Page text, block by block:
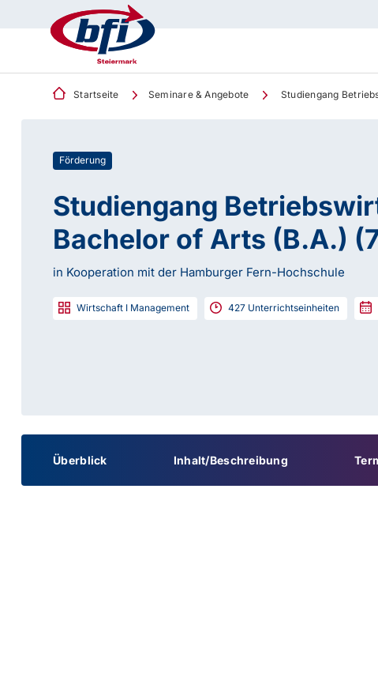
Startseite Seminare & Angebote Studiengang
Förderung
Studiengang
Bachelor of Arts (B.A.)
in Kooperation mit der Hamburger Fern-Hochschule
Wirtschaft I Management 427 Unterrichtseinheiten
Überblick Inhalt/Beschreibung